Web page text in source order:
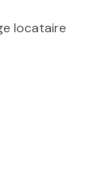
locataire